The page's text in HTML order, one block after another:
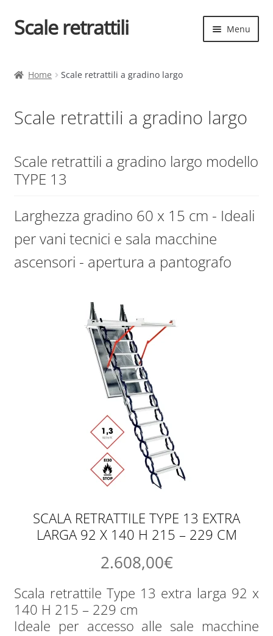
Vai
alla
Vai
al
Scale retrattili Menu
Cart
Elenco scale
il
Scelta rapida
menu
Scale retrattile ACI
Scale retrattili ignifughe
Scale retrattili extra larghe
Scale retrattili termoisolate
Portine sottotetto
Scale retrattili da solaio
Scale retrattili da interno
Scale retrattili in alluminio
Scale retrattili pantografo
Home Scale retrattili a gradino largo
Scale retrattili a gradino largo
Scale retrattili a gradino largo modello
TYPE 13
Larghezza gradino 60 x 15 cm - Ideali
per vani tecnici e sala macchine
ascensori - apertura a pantografo
SCALA RETRATTILE TYPE 13 EXTRA
LARGA 92 X 140 H 215 – 229 CM
2.608,00€
Scala retrattile Type 13 extra larga 92 x
140 H 215 – 229 cm
Ideale per accesso alle sale macchine